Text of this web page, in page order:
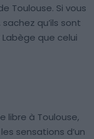
Toulouse. Si vous
qu’ils sont
que celui
libre à Toulouse,
sensations d’un